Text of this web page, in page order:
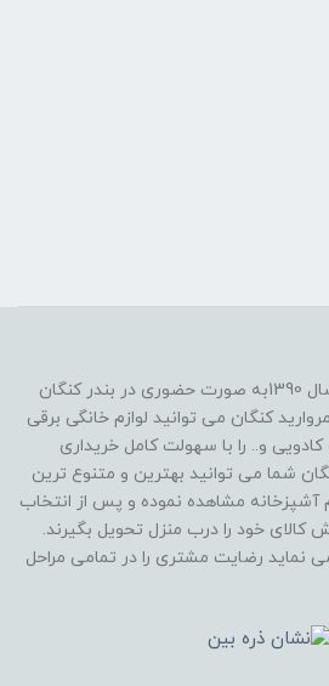
فروشگاه مروارید کنگان از سال 1390به صورت حضوری در بندر کنگان
کنگان می توانید لوازم خانگی برقی
و.. را با سهولت کامل خریداری
شما می توانید بهترین و متنوع ترین
آشپزخانه مشاهده نموده و پس از انتخاب
کالای خود را درب منزل تحویل بگیرند.
نماید رضایت مشتری را در تمامی مراحل